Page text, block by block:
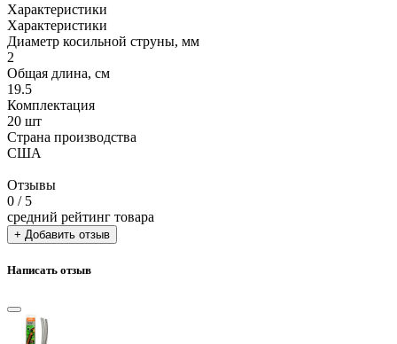
Характеристики
Характеристики
Диаметр косильной струны, мм
2
Общая длина, см
19.5
Комплектация
20 шт
Страна производства
США
Отзывы
0 / 5
средний рейтинг товара
+ Добавить отзыв
Написать отзыв